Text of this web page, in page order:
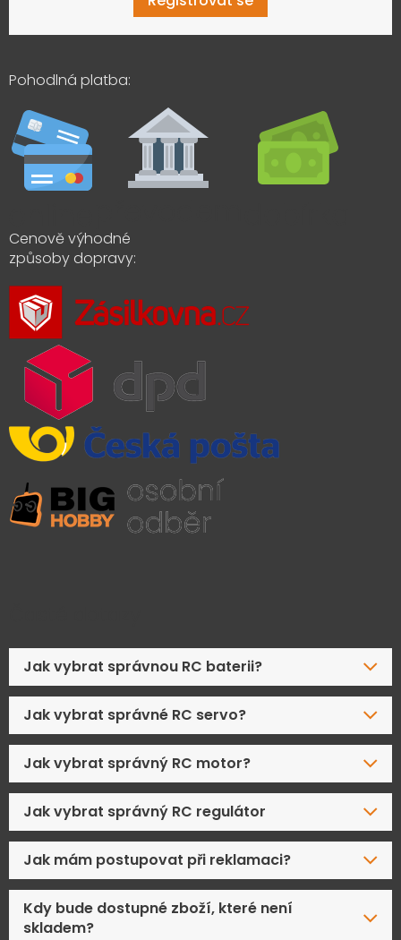
Pohodlná platba:
Cenově výhodné
způsoby dopravy:
Jak vybrat správnou RC baterii?
Jak vybrat správné RC servo?
Jak vybrat správný RC motor?
Jak vybrat správný RC regulátor
Jak mám postupovat při reklamaci?
Kdy bude dostupné zboží, které není
skladem?